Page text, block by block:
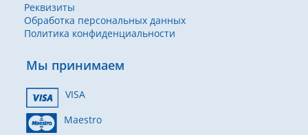
Реквизиты
Обработка персональных данных
Политика конфиденциальности
Мы принимаем
VISA
Maestro